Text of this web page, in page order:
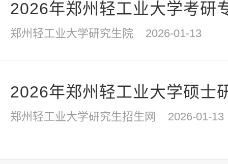
2026年郑州轻工业大学考研
郑州轻工业大学研究生院 2026-01-13
2026年郑州轻工业大学硕士
郑州轻工业大学研究生招生网 2026-01-13